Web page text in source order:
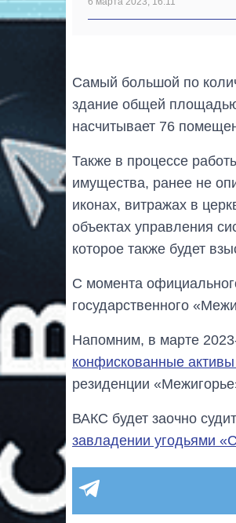
Самый большой по
здание общей
насчитывает 76
Также в процессе
имущества, ранее не
иконах, витражах в
объектах управления
которое также будет
С момента
государственного
Напомним, в марте
конфискованные
резиденции
ВАКС будет заочно
завладении угодьями